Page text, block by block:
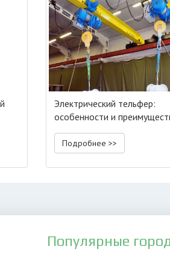
Электрический тельфер:
особенности и
агрегатов
Подробнее >>
Популярные